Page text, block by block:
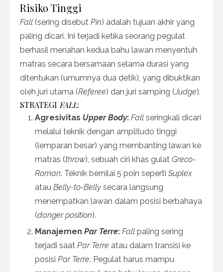
Risiko Tinggi
Fall (sering disebut Pin) adalah tujuan akhir yang
paling dicari. Ini terjadi ketika seorang pegulat
berhasil menahan kedua bahu lawan menyentuh
matras secara bersamaan selama durasi yang
ditentukan (umumnya dua detik), yang dibuktikan
oleh juri utama (Referee) dan juri samping (Judge).
STRATEGI FALL:
Agresivitas Upper Body: Fall seringkali dicari
melalui teknik dengan amplitudo tinggi
(lemparan besar) yang membanting lawan ke
matras (throw), sebuah ciri khas gulat Greco-
Roman. Teknik bernilai 5 poin seperti Suplex
atau Belly-to-Belly secara langsung
menempatkan lawan dalam posisi berbahaya
(danger position).
Manajemen Par Terre: Fall paling sering
terjadi saat Par Terre atau dalam transisi ke
posisi Par Terre. Pegulat harus mampu